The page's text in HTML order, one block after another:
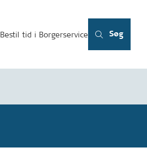
Bestil tid i Borgerservice Søg